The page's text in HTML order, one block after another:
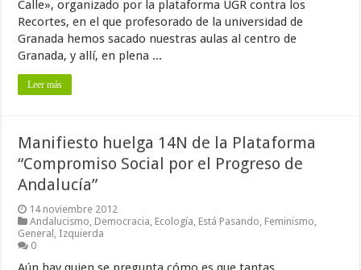
Calle», organizado por la plataforma UGR contra los
Recortes, en el que profesorado de la universidad de
Granada hemos sacado nuestras aulas al centro de
Granada, y allí, en plena ...
Leer más
Manifiesto huelga 14N de la Plataforma
“Compromiso Social por el Progreso de
Andalucía”
14 noviembre 2012
Andalucismo, Democracia, Ecología, Está Pasando, Feminismo,
General , Izquierda
0